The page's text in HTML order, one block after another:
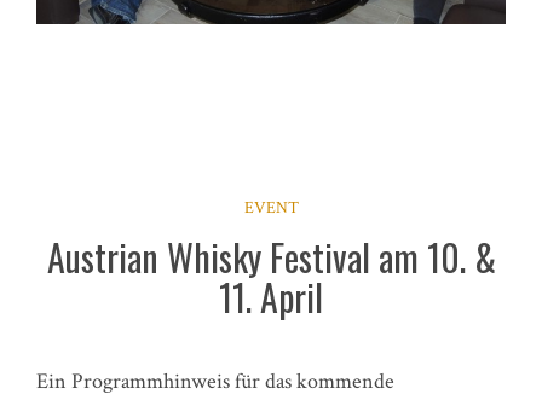
EVENT
Austrian Whisky Festival am 10. &
11. April
Ein Programmhinweis für das kommende